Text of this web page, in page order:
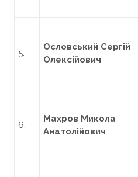
5.
Ословський Сергій
Олексійович
6.
Махров Микола
Анатолійович